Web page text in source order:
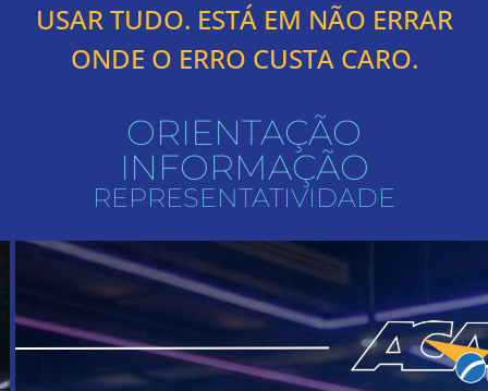
USAR TUDO. ESTÁ EM NÃO ERRAR
ONDE O ERRO CUSTA CARO.
ORIENTAÇÃO
INFORMAÇÃO
REPRESENTATIVIDADE